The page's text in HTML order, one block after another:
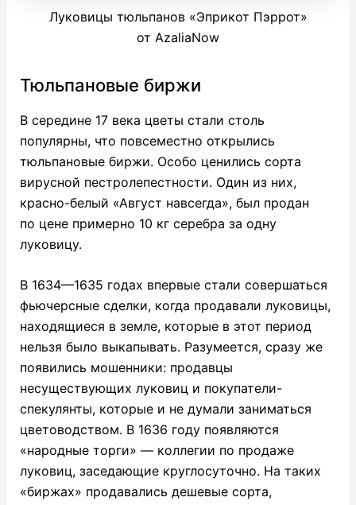
Луковицы тюльпанов «Эприкот Пэррот»
от AzaliaNow
Тюльпановые биржи
В середине 17 века цветы стали столь
популярны, что повсеместно открылись
тюльпановые биржи. Особо ценились сорта
вирусной пестролепестности. Один из них,
красно-белый «Август навсегда», был продан
по цене примерно 10 кг серебра за одну
луковицу.
В 1634—1635 годах впервые стали совершаться
фьючерсные сделки, когда продавали луковицы,
находящиеся в земле, которые в этот период
нельзя было выкапывать. Разумеется, сразу же
появились мошенники: продавцы
несуществующих луковиц и покупатели-
спекулянты, которые и не думали заниматься
цветоводством. В 1636 году появляются
«народные торги» — коллегии по продаже
луковиц, заседающие круглосуточно. На таких
«биржах» продавались дешевые сорта,